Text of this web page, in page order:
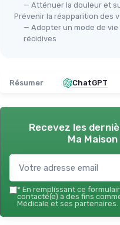
et
NIOFIND
＋
65% coton
quotidien
travail
＋ Unisexe:
＋
Taille 39-
★★★★★
★★★★★
Voir
— Atténuer la douleur et
Prévenir la réapparition des
— Adopter un mode de
récidives
Résumer ChatGPT
Recevez les
Ma
* En remplissant ce
contacté(e) à des fins
Médicale et ses partenaires.